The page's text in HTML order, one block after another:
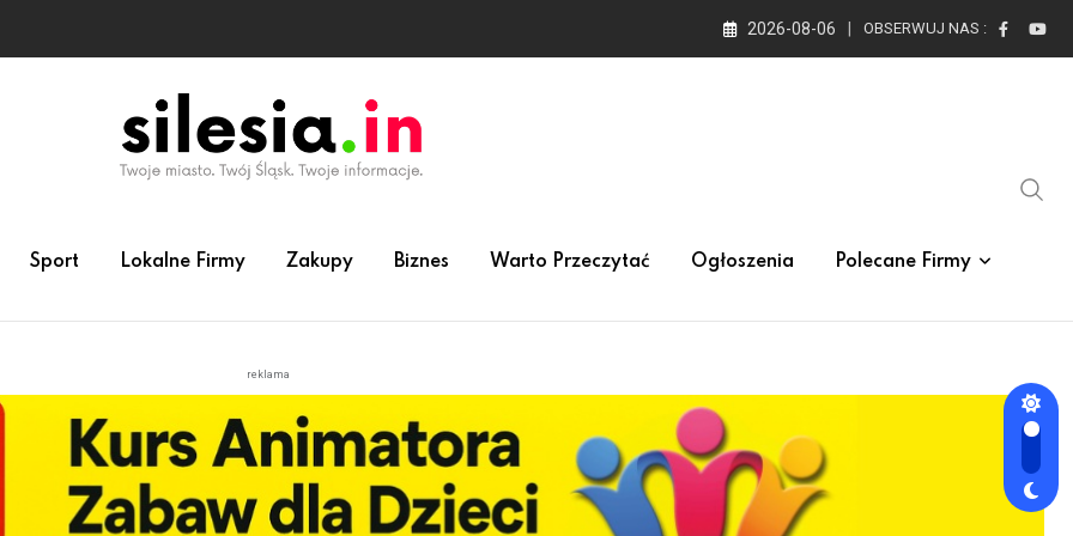
2026-08-06 OBSERWUJ NAS :
Sport Lokalne Firmy Zakupy Biznes Warto Przeczytać Ogłoszenia Polecane Firmy
reklama